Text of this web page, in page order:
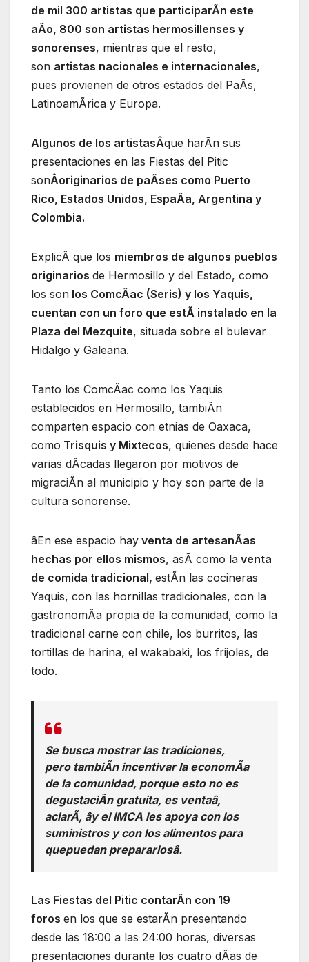
de mil 300 artistas que participarÃn este
aÃo, 800 son artistas hermosillenses y
sonorenses, mientras que el resto,
son artistas nacionales e internacionales,
pues provienen de otros estados del PaÃs,
LatinoamÃrica y Europa.
Algunos de los artistasÂque harÃn sus
presentaciones en las Fiestas del Pitic
sonÂoriginarios de paÃses como Puerto
Rico, Estados Unidos, EspaÃa, Argentina y
Colombia.
ExplicÃ que los miembros de algunos pueblos
originarios de Hermosillo y del Estado, como
los son los ComcÃac (Seris) y los Yaquis,
cuentan con un foro que estÃ instalado en la
Plaza del Mezquite, situada sobre el bulevar
Hidalgo y Galeana.
Tanto los ComcÃac como los Yaquis
establecidos en Hermosillo, tambiÃn
comparten espacio con etnias de Oaxaca,
como Trisquis y Mixtecos, quienes desde hace
varias dÃcadas llegaron por motivos de
migraciÃn al municipio y hoy son parte de la
cultura sonorense.
âEn ese espacio hay venta de artesanÃas
hechas por ellos mismos, asÃ como la venta
de comida tradicional, estÃn las cocineras
Yaquis, con las hornillas tradicionales, con la
gastronomÃa propia de la comunidad, como la
tradicional carne con chile, los burritos, las
tortillas de harina, el wakabaki, los frijoles, de
todo.
Se busca mostrar las tradiciones,
pero tambiÃn incentivar la economÃa
de la comunidad, porque esto no es
degustaciÃn gratuita, es ventaâ,
aclarÃ, ây el IMCA les apoya con los
suministros y con los alimentos para
quepuedan prepararlosâ.
Las Fiestas del Pitic contarÃn con 19
foros en los que se estarÃn presentando
desde las 18:00 a las 24:00 horas, diversas
presentaciones durante los cuatro dÃas de